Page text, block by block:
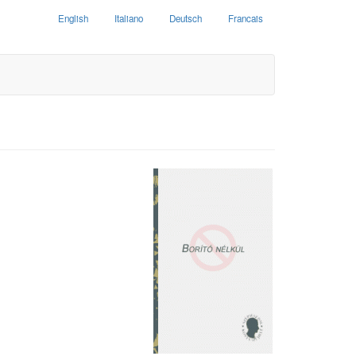
English Italiano Deutsch Francais